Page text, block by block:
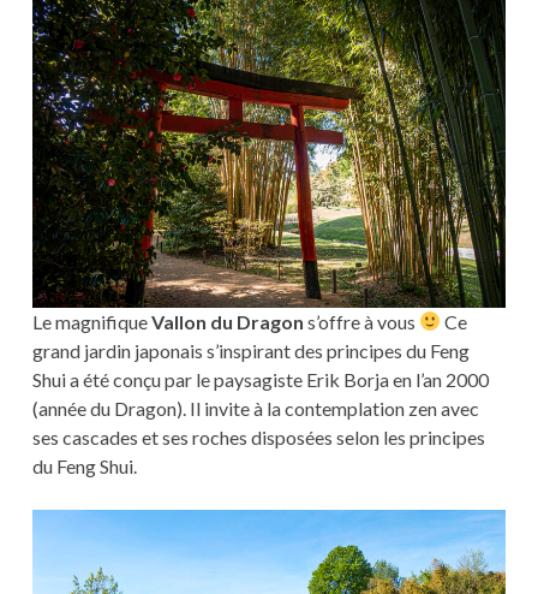
Le magnifiqueVallon du Dragon s’offre à vous
Ce
grand jardin japonais s’inspirant des principes du Feng
Shui a été conçu par le paysagiste Erik Borja en l’an 2000
(année du Dragon). Il invite à la contemplation zen avec
ses cascades et ses roches disposées selon les principes
du Feng Shui.